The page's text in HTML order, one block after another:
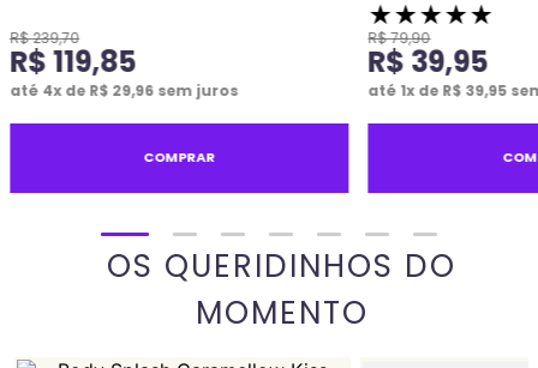
R$239,70
R$119,85
até 4x de R$ 29,96sem juros
COMPRAR
★★★★★
R$79,90
R$ 39,95
até 1x de R$ 39,95
OS QUERIDINHOS DO
MOMENTO